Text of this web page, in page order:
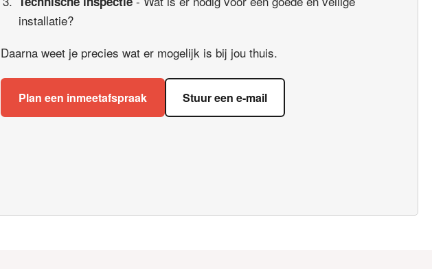
installatie?
Daarna weet je precies wat er mogelijk is bij jou thuis.
Plan een inmeetafspraak Stuur een e-mail